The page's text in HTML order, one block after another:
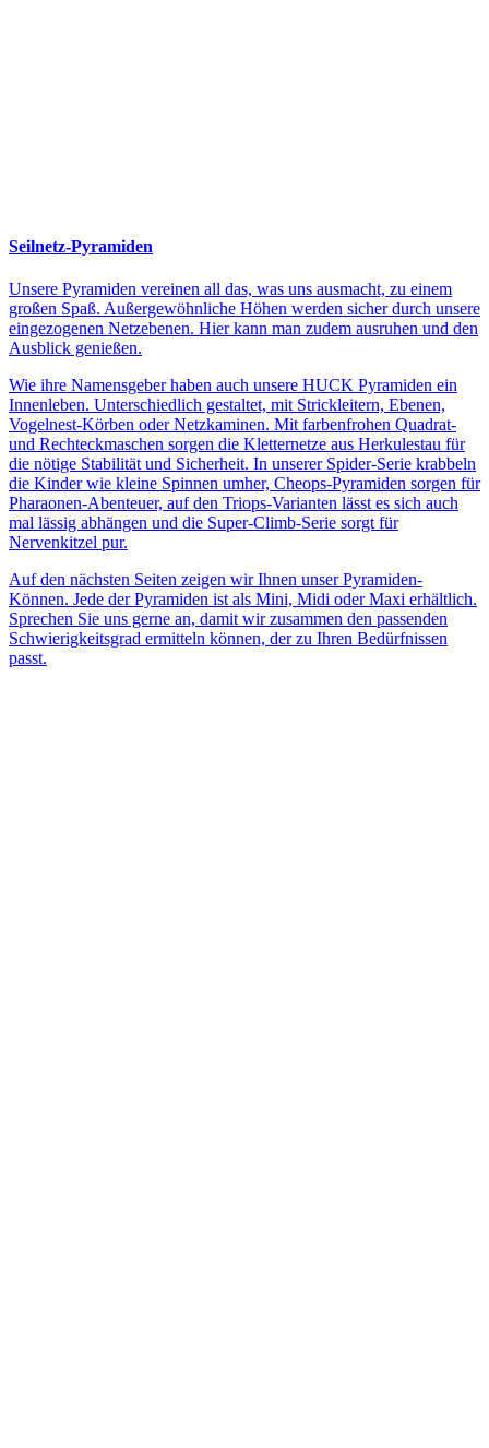
Seilnetz-Pyramiden
Unsere Pyramiden vereinen all das, was uns ausmacht, zu einem
großen Spaß. Außergewöhnliche Höhen werden sicher durch unsere
eingezogenen Netzebenen. Hier kann man zudem ausruhen und den
Ausblick genießen.
Wie ihre Namensgeber haben auch unsere HUCK Pyramiden ein
Innenleben. Unterschiedlich gestaltet, mit Strickleitern, Ebenen,
Vogelnest-Körben oder Netzkaminen. Mit farbenfrohen Quadrat-
und Rechteckmaschen sorgen die Kletternetze aus Herkulestau für
die nötige Stabilität und Sicherheit. In unserer Spider-Serie krabbeln
die Kinder wie kleine Spinnen umher, Cheops-Pyramiden sorgen für
Pharaonen-Abenteuer, auf den Triops-Varianten lässt es sich auch
mal lässig abhängen und die Super-Climb-Serie sorgt für
Nervenkitzel pur.
Auf den nächsten Seiten zeigen wir Ihnen unser Pyramiden-
Können. Jede der Pyramiden ist als Mini, Midi oder Maxi erhältlich.
Sprechen Sie uns gerne an, damit wir zusammen den passenden
Schwierigkeitsgrad ermitteln können, der zu Ihren Bedürfnissen
passt.